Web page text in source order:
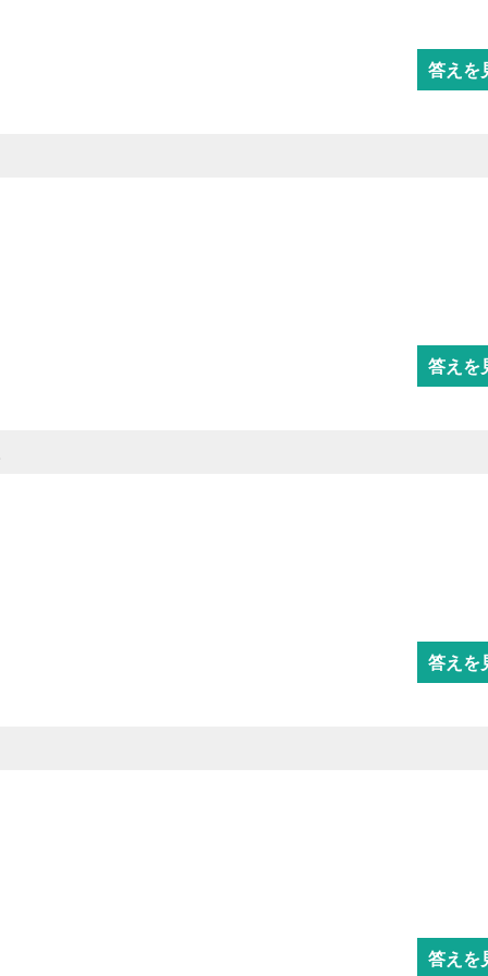
答えを
答えを
答えを
答えを